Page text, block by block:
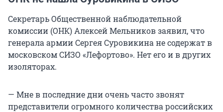
Секретарь Общественной наблюдательной
комиссии (ОНК) Алексей Мельников заявил, что
генерала армии Сергея Суровикина не содержат в
московском СИЗО «Лефортово». Нет его и в других
изоляторах.
— Мне в последние дни очень часто звонят
представители огромного количества российских